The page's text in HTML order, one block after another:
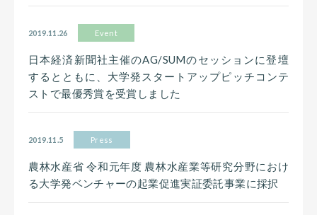
2019.11.26 Event
日本経済新聞社主催のAG/SUMのセッションに登壇
するとともに、大学発スタートアップピッチコンテ
ストで最優秀賞を受賞しました
2019.11.5 Press
農林水産省 令和元年度 農林水産業等研究分野におけ
る大学発ベンチャーの起業促進実証委託事業に採択